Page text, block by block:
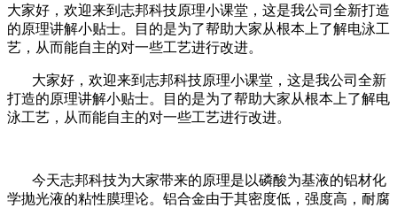
大家好，欢迎来到志邦科技原理小课堂，这是我公司全新打造
的原理讲解小贴士。目的是为了帮助大家从根本上了解电泳工
艺，从而能自主的对一些工艺进行改进。
大家好，欢迎来到志邦科技原理小课堂，这是我公司全新
打造的原理讲解小贴士。目的是为了帮助大家从根本上了解电
泳工艺，从而能自主的对一些工艺进行改进。
今天志邦科技为大家带来的原理是以磷酸为基液的铝材化
学抛光液的粘性膜理论。铝合金由于其密度低，强度高，耐腐